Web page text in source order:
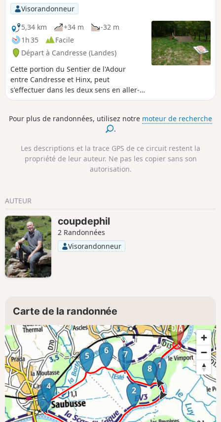
Visorandonneur
5,34 km
+34 m
-32 m
1h 35
Facile
Départ à Candresse (Landes)
Cette portion du Sentier de l'Adour
entre Candresse et Hinx, peut
s'effectuer dans les deux sens en aller-
retour ou en aller simple. Dans ce cas, il
véhicules.
Pour plus de randonnées, utilisez notre moteur de recherche
.
Les descriptions et la trace GPS de ce circuit restent la
propriété de leur auteur. Ne pas les copier sans son
autorisation.
AUTEUR
coupdephil
2 Randonnées
Visorandonneur
Carte de la randonnée
1
2
3
4
5 6
7
8